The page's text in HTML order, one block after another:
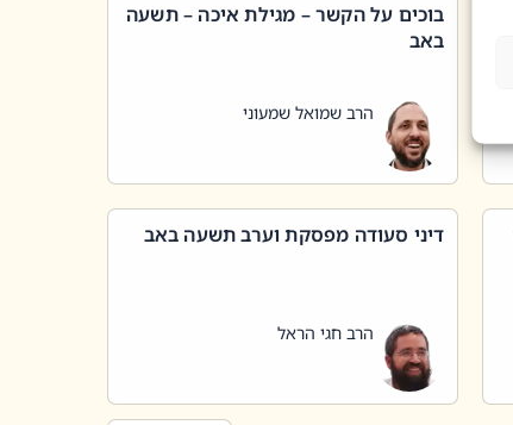
בוכים על הקשר – מגילת איכה – תשעה
באב
הרב שמואל שמעוני
דיני סעודה מפסקת וערב תשעה באב
הרב חגי הראל